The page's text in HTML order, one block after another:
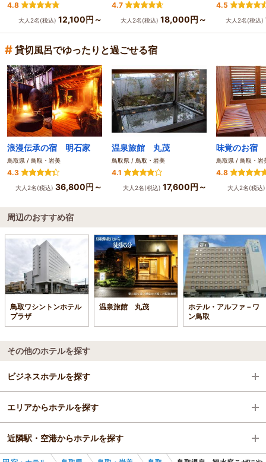
4.8
大人2名(税込) 12,100円～
4.7
大人2名(税込) 18,000円～
4.5
大人2名(税込)
# 貸切風呂でゆったりと過ごせる宿
浪漫伝承の宿 明石家
鳥取県 / 鳥取・岩美
4.3
大人2名(税込) 36,800円～
温泉旅館 丸茂
鳥取県 / 鳥取・岩美
4.1
大人2名(税込) 17,600円～
味覚のお宿
鳥取県 / 鳥取・岩
4.8
大人2名(税込
周辺のおすすめ宿
鳥取ワシントンホテル
プラザ
温泉旅館 丸茂
ホテル・アルファ－ワ
ン鳥取
その他のホテルを探す
ビジネスホテルを探す
鳥取県
鳥取・岩美
エリアからホテルを探す
鳥取県
近隣駅・空港からホテルを探す